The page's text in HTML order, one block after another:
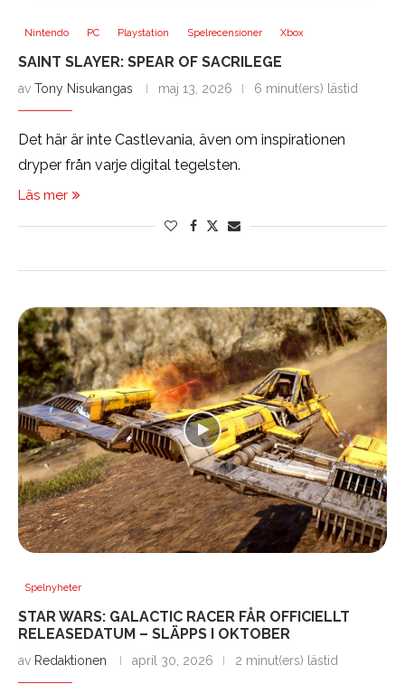
Nintendo PC Playstation Spelrecensioner Xbox
SAINT SLAYER: SPEAR OF SACRILEGE
av Tony Nisukangas maj 13, 2026 6 minut(ers) lästid
Det här är inte Castlevania, även om inspirationen
dryper från varje digital tegelsten.
Läs mer
Spelnyheter
STAR WARS: GALACTIC RACER FÅR OFFICIELLT
RELEASEDATUM – SLÄPPS I OKTOBER
av Redaktionen april 30, 2026 2 minut(ers) lästid